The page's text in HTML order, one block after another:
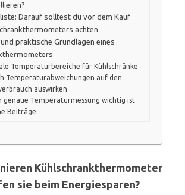
Darauf solltest du vor dem Kauf
achten
praktische Grundlagen eines
Temperaturbereiche für Kühlschränke
Temperaturabweichungen auf den
auswirken
genaue Temperaturmessung wichtig ist
Beiträge:
Kühlschrankthermometer
sie beim Energiesparen?